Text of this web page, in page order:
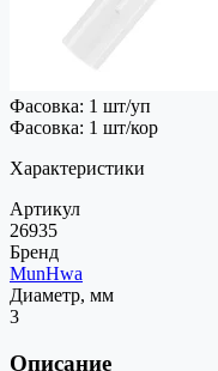
Фасовка: 1 шт/уп
Фасовка: 1 шт/кор
Характеристики
Артикул
26935
Бренд
MunHwa
Диаметр, мм
3
Описание